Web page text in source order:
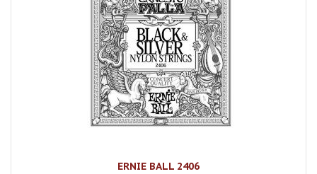
ERNIE BALL 2406